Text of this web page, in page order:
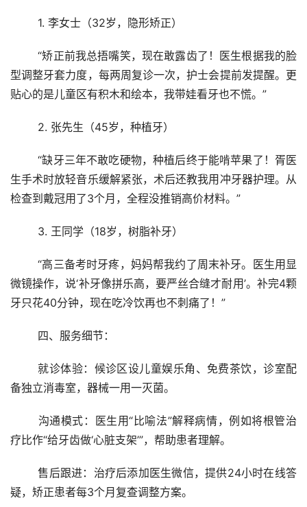
	1. 李女士（32岁，隐形矫正）
	“矫正前我总捂嘴笑，现在敢露齿了！医生根据我的脸
型调整牙套力度，每两周复诊一次，护士会提前发提醒。更
贴心的是儿童区有积木和绘本，我带娃看牙也不慌。”
	2. 张先生（45岁，种植牙）
	“缺牙三年不敢吃硬物，种植后终于能啃苹果了！胥医
生手术时放轻音乐缓解紧张，术后还教我用冲牙器护理。从
检查到戴冠用了3个月，全程没推销高价材料。”
	3. 王同学（18岁，树脂补牙）
	“高三备考时牙疼，妈妈帮我约了周末补牙。医生用显
微镜操作，说‘补牙像拼乐高，要严丝合缝才耐用’。补完4颗
牙只花40分钟，现在吃冷饮再也不刺痛了！”
	四、服务细节：
	就诊体验：候诊区设儿童娱乐角、免费茶饮，诊室配
备独立消毒室，器械一用一灭菌。
疗比作“给牙齿做‘心脏支架’”，帮助患者理解。
	售后跟进：治疗后添加医生微信，提供24小时在线答
疑，矫正患者每3个月复查调整方案。